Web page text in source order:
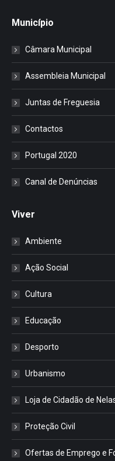
Município
Câmara Municipal
Assembleia Municipal
Juntas de Freguesia
Contactos
Portugal 2020
Canal de Denúncias
Viver
Ambiente
Ação Social
Cultura
Educação
Desporto
Urbanismo
Loja de Cidadão de
Proteção Civil
Ofertas de Emprego e